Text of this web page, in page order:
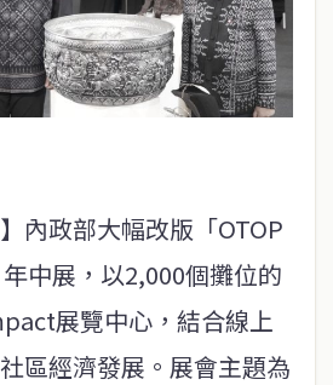
內政部大幅改版「OTOP
中展，以2,000個攤位的
展覽中心，結合線上
區經濟發展。展會主題為